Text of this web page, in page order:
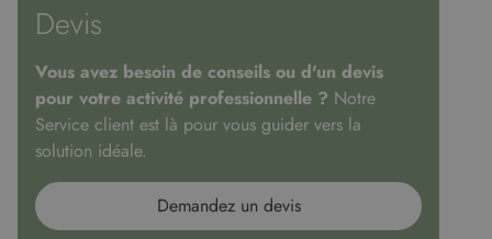
Devis
Vous avez besoin de conseils ou d'un devis
pour votre activité professionnelle ? Notre
Service client est là pour vous guider vers la
solution idéale.
Demandez un devis